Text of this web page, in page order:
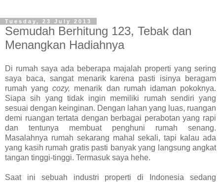
Tuesday, 23 July 2013
Semudah Berhitung 123, Tebak dan
Menangkan Hadiahnya
Di rumah saya ada beberapa majalah properti yang sering
saya baca, sangat menarik karena pasti isinya beragam
rumah yangcozy, menarik dan rumah idaman pokoknya.
Siapa sih yang tidak ingin memiliki rumah sendiri yang
sesuai dengan keinginan. Dengan lahan yang luas, ruangan
demi ruangan tertata dengan berbagai perabotan yang rapi
dan tentunya membuat penghuni rumah senang.
Masalahnya rumah sekarang mahal sekali, tapi kalau ada
yang kasih rumah gratis pasti banyak yang langsung angkat
tangan tinggi-tinggi. Termasuk saya hehe.
Saat ini sebuah industri properti di Indonesia sedang